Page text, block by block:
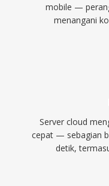
mobile —
menangani
Server cloud
cepat — sebagian
detik,